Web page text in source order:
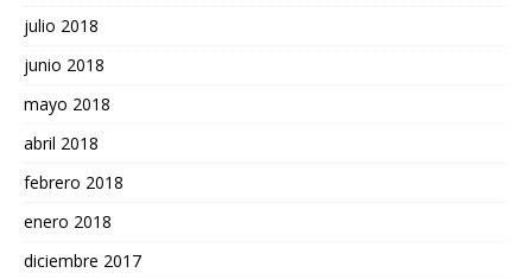
julio 2018
junio 2018
mayo 2018
abril 2018
febrero 2018
enero 2018
diciembre 2017